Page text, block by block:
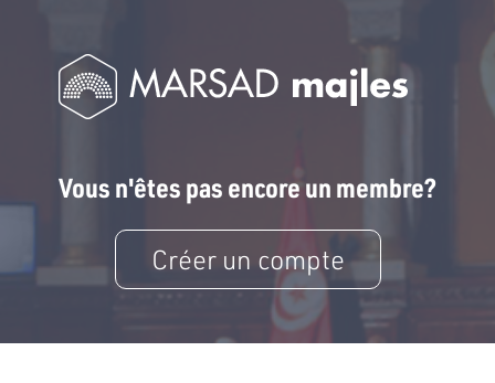
Vous n'êtes pas encore un membre?
Créer un compte